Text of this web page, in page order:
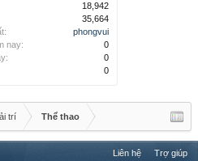
18,942
35,664
phongvui
nay:
0
0
0
trí Thể thao
Liên hệ Trợ giúp